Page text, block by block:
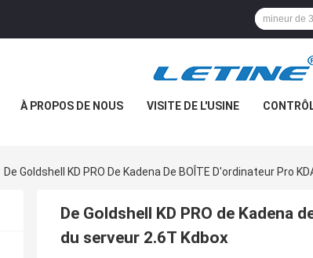
À PROPOS DE NOUS VISITE DE L'USINE
De Goldshell KD PRO De Kadena De BOÎTE D'ordinateur Pro
De Goldshell KD PRO de Kadena
du serveur 2.6T Kdbox